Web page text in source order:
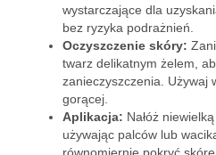
wystarczające dla
bez ryzyka podrażnień.
Oczyszczenie skóry:
twarz delikatnym żelem,
zanieczyszczenia. Używaj
gorącej.
Aplikacja: Nałóż
używając palców lub